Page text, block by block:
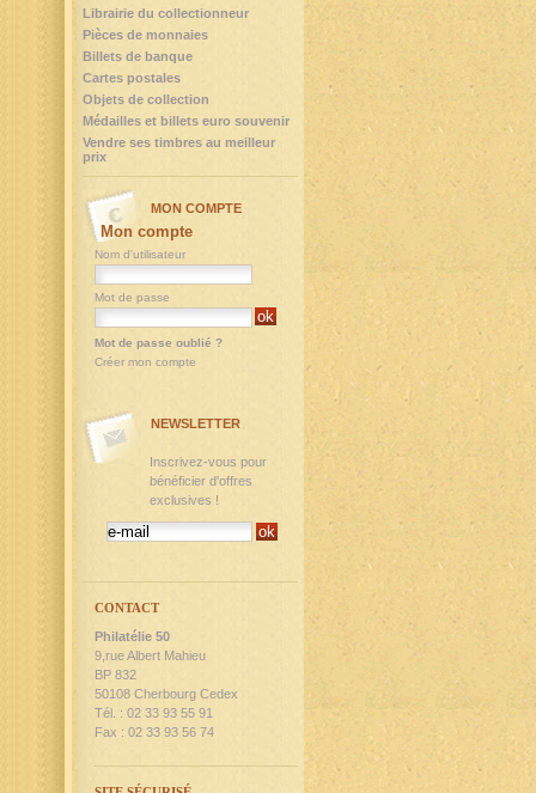
Librairie du collectionneur
Pièces de monnaies
Billets de banque
Cartes postales
Objets de collection
Médailles et billets euro souvenir
Vendre ses timbres au meilleur
prix
MON COMPTE
Mon compte
Nom d'utilisateur
Mot de passe
Mot de passe oublié ?
Créer mon compte
NEWSLETTER
Inscrivez-vous pour
bénéficier d'offres
exclusives !
CONTACT
Philatélie 50
9,rue Albert Mahieu
BP 832
50108 Cherbourg Cedex
Tél. : 02 33 93 55 91
Fax : 02 33 93 56 74